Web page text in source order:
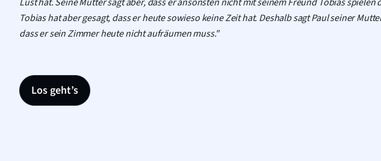
Tobias hat aber gesagt, dass er heute sowieso keine Zeit hat. Deshalb sagt Paul seiner
dass er sein Zimmer heute nicht aufräumen muss."
Los geht’s